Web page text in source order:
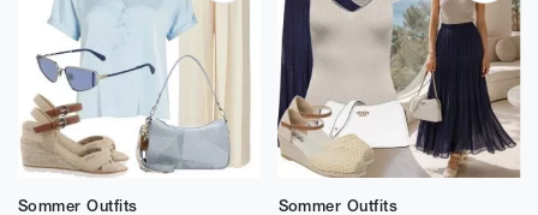
Sommer Outfits
Sommer Outfits